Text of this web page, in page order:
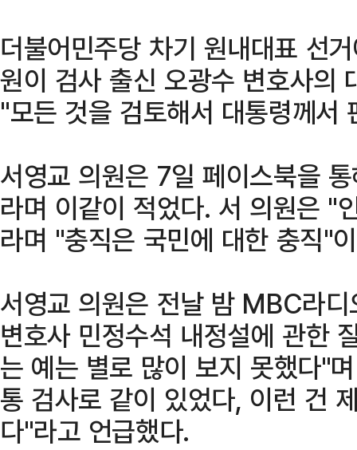
더불어민주당 차기 원내대표 선
원이 검사 출신 오광수 변호사의
"모든 것을 검토해서 대통령께서
서영교 의원은 7일 페이스북을
라며 이같이 적었다. 서 의원은 "
라며 "충직은 국민에 대한 충직"
서영교 의원은 전날 밤 MBC라
변호사 민정수석 내정설에 관한
는 예는 별로 많이 보지 못했다"
통 검사로 같이 있었다, 이런 건
다"라고 언급했다.